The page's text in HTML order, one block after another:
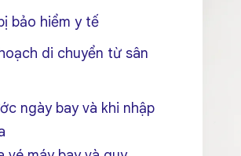
bảo hiểm y tế
di chuyển từ sân
ngày bay và khi nhập